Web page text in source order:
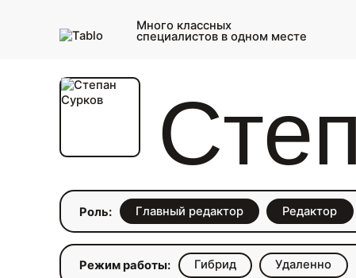
Много классных
специалистов в одном месте
Роль: Главный редактор Редактор
Режим работы: Гибрид Удаленно